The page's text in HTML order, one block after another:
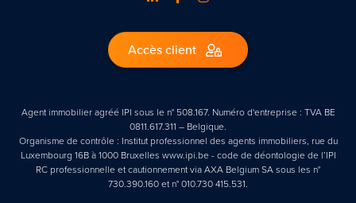
Accès client
Agent immobilier agréé IPI sous le n° 508.167. Numéro d'entreprise : TVA BE
0811.617.311 – Belgique.
Organisme de contrôle : Institut professionnel des agents immobiliers, rue du
Luxembourg 16B à 1000 Bruxelles www.ipi.be - code de déontologie de l’IPI
RC professionnelle et cautionnement via AXA Belgium SA sous les n°
730.390.160 et n° 010.730 415.531.